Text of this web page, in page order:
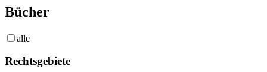
Bücher
alle
Rechtsgebiete